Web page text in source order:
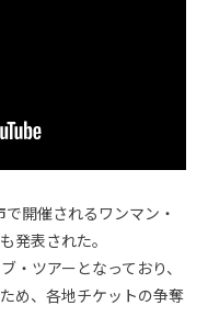
開催されるワンマン・
発表された。
・ツアーとなっており、
め、各地チケットの争奪